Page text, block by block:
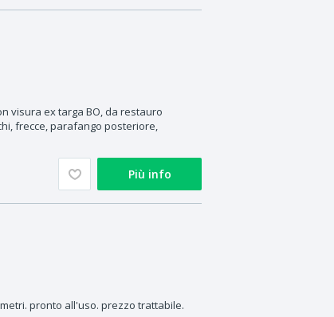
visura ex targa BO, da restauro
frecce, parafango posteriore,
Più info
pronto all'uso. prezzo trattabile.